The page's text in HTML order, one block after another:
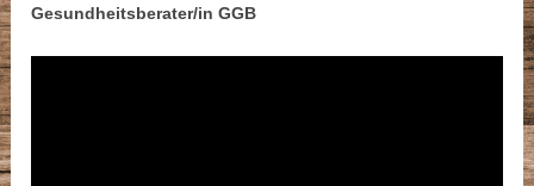
Gesundheitsberater/in GGB